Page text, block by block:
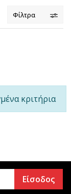
Φίλτρα
κριτήρια
Είσοδος